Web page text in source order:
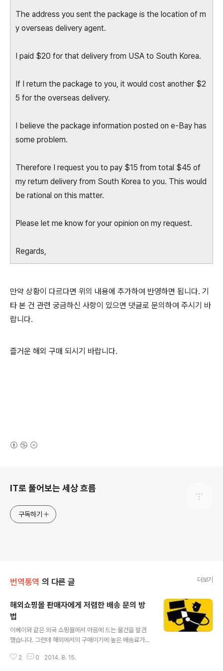
The address you sent the package is the location of m
y overseas delivery agent.
I paid $20 for that delivery from USA to South Korea.
If I return the package to you, it would cost another $2
5 for the overseas delivery.
I believe the package information posted on e-Bay has
some problem.
Therefore I request you to pay $15 from total $45 of
my return delivery from South Korea to you. This would
be rational on this matter.
Please let me know for your opinion on my request.
Regards,
만약 상황이 다르다면 위의 내용에 추가하여 반영하면 됩니다. 기
타 본 건 관련 궁금하신 사항이 있으면 댓글로 문의하여 주시기 바
랍니다.
즐거운 해외 구매 되시기 바랍니다.
IT로 풀어보는 세상 흐름
구독하기
번역통역 의 다른 글 더보기
해외쇼핑몰 판매자에게 저렴한 배송 문의 방
법
이베이와 같은 외국 쇼핑몰에서 마음에 드는 물건을 발견
했습니다. 그런데 해외에서의 구매이기에 높은 배송료가
에 비해 배송료가 너무 높다면 배보다 배꼽이 큰 상태가 될
2 0 2014. 8. 15.